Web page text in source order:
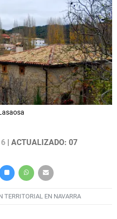
| ACTUALIZADO: 07
TERRITORIAL EN NAVARRA